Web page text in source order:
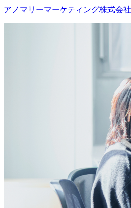
アノマリーマーケティング株式会社